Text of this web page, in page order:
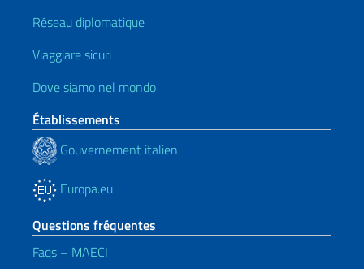
Réseau diplomatique
Viaggiare sicuri
Dove siamo nel mondo
Établissements
Gouvernement italien
Europa.eu
Questions fréquentes
Faqs – MAECI